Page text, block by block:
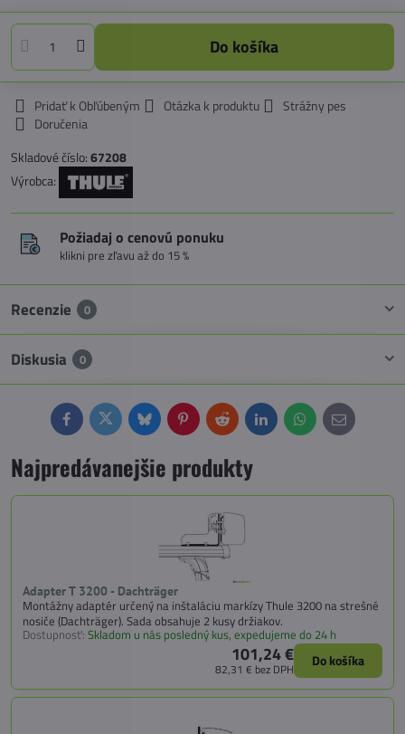
Do košíka
Pridať k Obľúbeným Otázka k produktu
Strážny pes
Doručenia
Skladové číslo:67208
Výrobca:
Požiadaj o cenovú ponuku
klikni pre zľavu až do 15 %
Recenzie 0
Diskusia 0
FacebookTwitterBlueskyPinterestReddit LinkedInWhatsApp
E-
mail
Najpredávanejšie produkty
Adapter T 3200 - Dachträger
Montážny adaptér určený na inštaláciu markízy Thule 3200 na strešné
nosiče (Dachträger). Sada obsahuje 2 kusy držiakov.
Dostupnosť: Skladom u nás posledný kus, expedujeme do 24 h
101,24 €
82,31 € bez DPH Do košíka